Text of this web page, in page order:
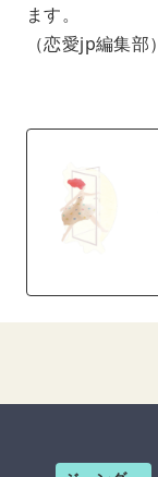
ます。
（恋愛jp編集部）